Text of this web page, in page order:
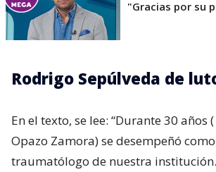
"Gracias por su
Rodrigo Sepúlveda de
En el texto, se lee: “Durante 30 años
Opazo Zamora) se desempeñó
traumatólogo de nuestra institución.